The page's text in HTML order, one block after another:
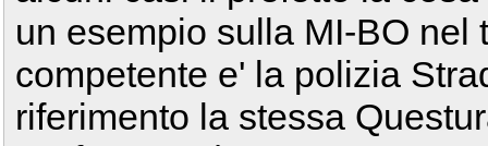
un esempio sulla MI-BO nel
competente e' la polizia
riferimento la stessa